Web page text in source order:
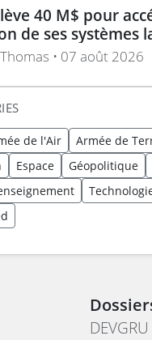
40 M$ pour
de ses systèmes
• 07 août 2026
de l'Air
Armée de
Espace Géopolitique
DEVGRU